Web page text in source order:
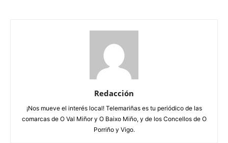
Redacción
¡Nos mueve el interés local! Telemariñas es tu periódico de las
comarcas de O Val Miñor y O Baixo Miño, y de los Concellos de O
Porriño y Vigo.